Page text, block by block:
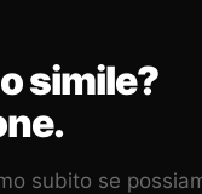
simile?
subito se